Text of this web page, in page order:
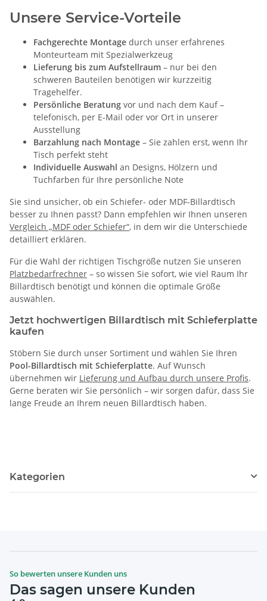
Unsere Service-Vorteile
Fachgerechte Montage durch unser erfahrenes
Monteurteam mit Spezialwerkzeug
Lieferung bis zum Aufstellraum – nur bei den
schweren Bauteilen benötigen wir kurzzeitig
Tragehelfer.
Persönliche Beratung vor und nach dem Kauf –
telefonisch, per E-Mail oder vor Ort in unserer
Ausstellung
Barzahlung nach Montage – Sie zahlen erst, wenn Ihr
Tisch perfekt steht
Individuelle Auswahl an Designs, Hölzern und
Tuchfarben für Ihre persönliche Note
Sie sind unsicher, ob ein Schiefer- oder MDF-Billardtisch
besser zu Ihnen passt? Dann empfehlen wir Ihnen unseren
Vergleich „MDF oder Schiefer“, in dem wir die Unterschiede
detailliert erklären.
Für die Wahl der richtigen Tischgröße nutzen Sie unseren
Platzbedarfrechner – so wissen Sie sofort, wie viel Raum Ihr
Billardtisch benötigt und können die optimale Größe
auswählen.
Jetzt hochwertigen Billardtisch mit Schieferplatte
kaufen
Stöbern Sie durch unser Sortiment und wählen Sie Ihren
Pool-Billardtisch mit Schieferplatte. Auf Wunsch
übernehmen wir Lieferung und Aufbau durch unsere Profis.
Gerne beraten wir Sie persönlich – wir sorgen dafür, dass Sie
lange Freude an Ihrem neuen Billardtisch haben.
Kategorien
So bewerten unsere Kunden uns
Das sagen unsere Kunden